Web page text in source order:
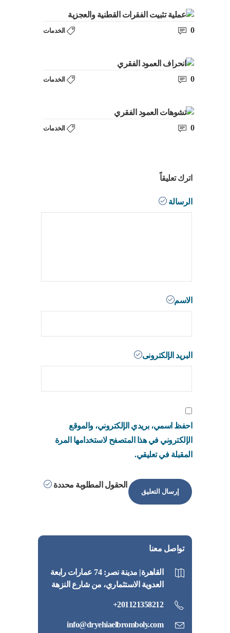
الخدمات 0
الخدمات 0
الخدمات 0
اترك تعليقاً
الرسالة
الاسم
البريد الإلكترونى
احفظ اسمي، بريدي الإلكتروني، والموقع
الإلكتروني في هذا المتصفح لاستخدامها المرة
المقبلة في تعليقي.
الحقول المطلوبة محددة
تواصل معنا
القاهرة| مدينة نصر: 74 عمارات رابعة
العدوية الاستثماري، من شارع النزهة
201121358212+
info@dryehiaelbromboly.com